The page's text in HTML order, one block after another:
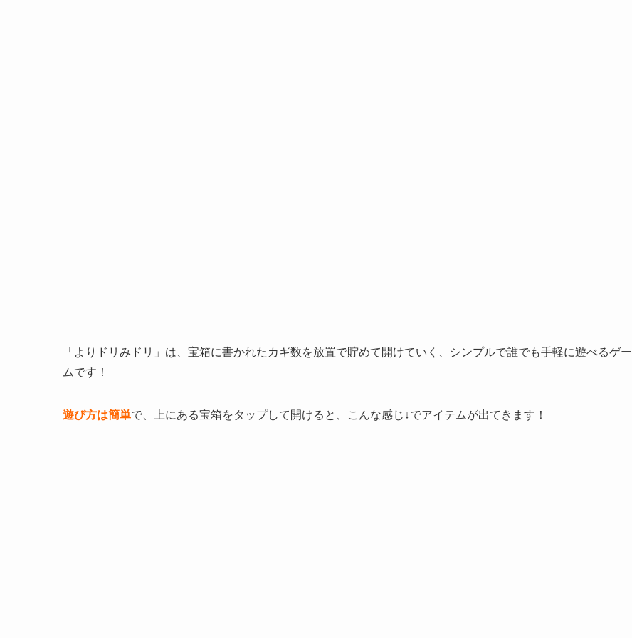
「よりドリみドリ」は、 宝箱に書かれたカギ数を放置で貯めて開けていく
、シンプルで誰でも手軽に遊べるゲー
ムです！
遊び方は簡単で、上にある宝箱をタップして開けると、こんな感じ↓でアイテムが出てきます！